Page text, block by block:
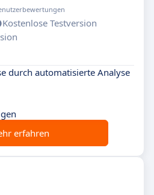
Kostenlose Testversion
durch automatisierte Analyse
erfahren